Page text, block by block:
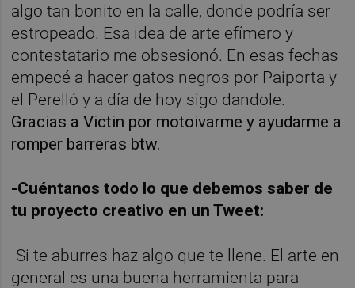
algo tan bonito en la calle, donde podría ser
estropeado. Esa idea de arte efímero y
contestatario me obsesionó. En esas fechas
empecé a hacer gatos negros por Paiporta y
el Perelló y a día de hoy sigo dandole.
Gracias a Victin por motoivarme y ayudarme a
romper barreras btw.
-Cuéntanos todo lo que debemos saber de
tu proyecto creativo en un Tweet:
-Si te aburres haz algo que te llene. El arte en
general es una buena herramienta para